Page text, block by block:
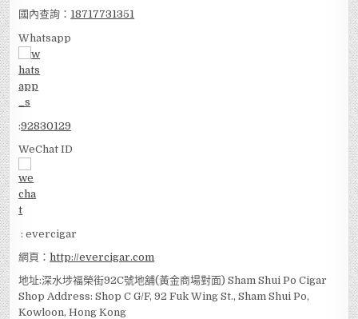
國內查詢： 18717731351
Whatsapp
:92830129
WeChat ID
: evercigar
網頁：http://evercigar.com
地址:深水埗福榮街92C號地舖(黃金商場對面) Sham Shui Po Cigar
Shop Address: Shop C G/F, 92 Fuk Wing St., Sham Shui Po,
Kowloon, Hong Kong